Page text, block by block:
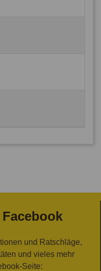
und Ratschläge,
und vieles mehr
Seite: